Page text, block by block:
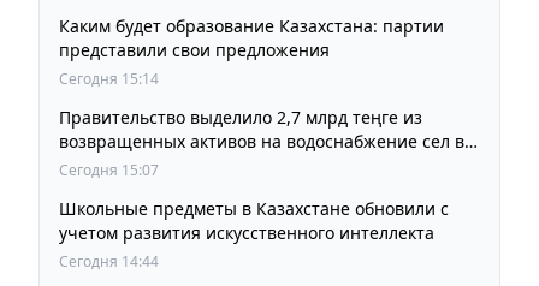
Каким будет образование Казахстана: партии
представили свои предложения
Сегодня 15:14
Правительство выделило 2,7 млрд теңге из
возвращенных активов на водоснабжение сел в
СКО
Сегодня 15:07
Школьные предметы в Казахстане обновили с
учетом развития искусственного интеллекта
Сегодня 14:44